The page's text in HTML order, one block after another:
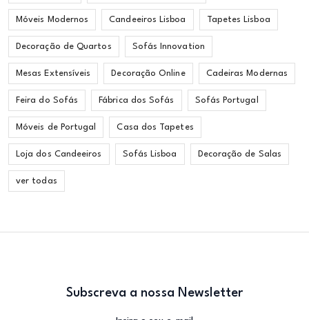
Móveis Modernos Candeeiros Lisboa Tapetes Lisboa
Decoração de Quartos Sofás Innovation
Mesas Extensíveis Decoração Online Cadeiras Modernas
Feira do Sofás Fábrica dos Sofás Sofás Portugal
Móveis de Portugal Casa dos Tapetes
Loja dos Candeeiros Sofás Lisboa Decoração de Salas
ver todas
Subscreva a nossa Newsletter